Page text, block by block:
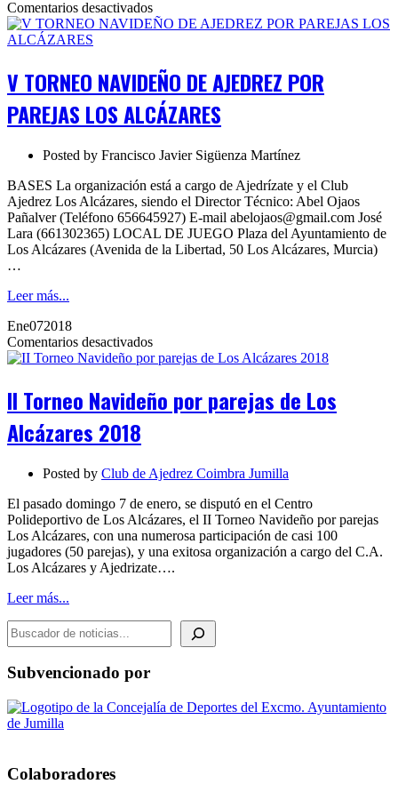
Comentarios desactivadosen
V
DE
AJEDREZ
POR
PAREJAS
ALCÁZARES
V TORNEO NAVIDEÑO DE AJEDREZ POR
PAREJAS LOS ALCÁZARES
Posted by Francisco Javier Sigüenza Martínez
BASES La organización está a cargo de Ajedrízate y el Club
Ajedrez Los Alcázares, siendo el Director Técnico: Abel Ojaos
Pañalver (Teléfono 656645927) E-mail abelojaos@gmail.com José
Lara (661302365) LOCAL DE JUEGO Plaza del Ayuntamiento de
Los Alcázares (Avenida de la Libertad, 50 Los Alcázares, Murcia)
…
Leer más...
Ene072018
Comentarios desactivadosen
II
por
Alcázares
2018
II Torneo Navideño por parejas de Los
Alcázares 2018
Posted by Club de Ajedrez Coimbra Jumilla
El pasado domingo 7 de enero, se disputó en el Centro
Polideportivo de Los Alcázares, el II Torneo Navideño por parejas
Los Alcázares, con una numerosa participación de casi 100
jugadores (50 parejas), y una exitosa organización a cargo del C.A.
Los Alcázares y Ajedrizate….
Leer más...
BUSCADOR DE NOTICIAS
Subvencionado por
Colaboradores